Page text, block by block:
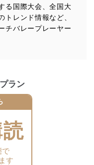
国が定める指針及び
当社の管理の仕組み
を常に適合させま
とする安全対策を実
はき損の防止及び是
きる機器及び当該
化し、 個人データへ
ます。
る国際大会、全国大
トレンド情報など、
チバレープレーヤー
ラン
で
す